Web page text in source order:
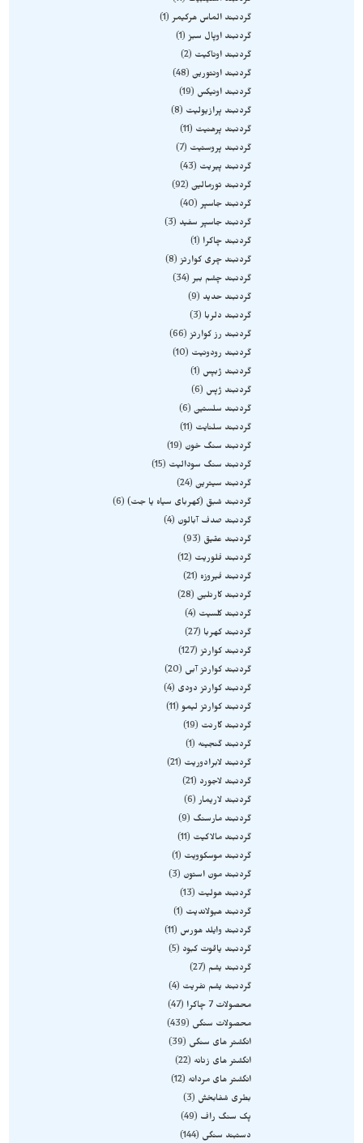
گردنبند الماس هرکیمر 1
گردنبند اوپال سبز 1
گردنبند اوناکیت
2
گردنبند اونتورین 48
گردنبند اونیکس
19
گردنبند پرازیولیت
8
گردنبند پرهنیت
11
گردنبند پروستیت
7
گردنبند پیریت
43
گردنبند تورمالین 92
گردنبند جاسپر 40
گردنبند جاسپر سفید
3
گردنبند چاکرا
1
گردنبند چری کوارتز 8
گردنبند چشم ببر 34
گردنبند حدید
9
گردنبند دلربا
3
گردنبند رز کوارتز 66
گردنبند رودونیت
10
گردنبند ژبپس
1
گردنبند ژپس
6
گردنبند سلستین 6
گردنبند سلنایت
11
گردنبند سنگ خون
19
گردنبند سنگ سودالیت
15
گردنبند سیترین 24
گردنبند شبق (کهربای سیاه یا جت) 6
گردنبند صدف آبالون
4
گردنبند عقیق
93
گردنبند فلوریت
12
گردنبند فیروزه
21
گردنبند کارنلین 28
گردنبند کلسیت
4
گردنبند کهربا
27
گردنبند کوارتز 127
گردنبند کوارتز آبی
20
گردنبند کوارتز دودی
4
گردنبند کوارتز لیمو 11
گردنبند گارنت
19
گردنبند گنجینه
1
گردنبند لابرادوریت
21
گردنبند لاجورد
21
گردنبند لاریمار 6
گردنبند مارسنگ
9
گردنبند مالاکیت
11
گردنبند موسکوویت
1
گردنبند مون استون
3
گردنبند هولیت
13
گردنبند هیولاندیت
1
گردنبند وایلد هورس
11
گردنبند یاقوت کبود
5
گردنبند یشم
27
گردنبند یشم نفریت
4
محصولات 7 چاکرا
47
محصولات سنگی
439
انگشتر های سنگی
39
انگشتر های زنانه
22
انگشتر های مردانه
12
بطری شفابخش
3
پک سنگ راف
49
دستبند سنگی
144